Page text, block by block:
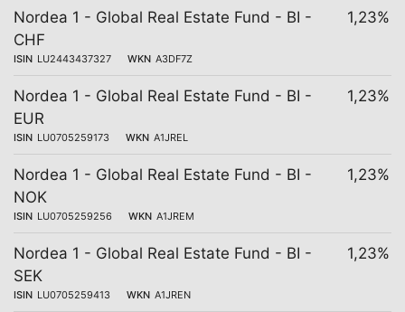
Nordea 1 - Global Real Estate Fund - BI -
CHF
ISIN LU2443437327 WKN A3DF7Z
1,23%
Nordea 1 - Global Real Estate Fund - BI -
EUR
ISIN LU0705259173 WKN A1JREL
1,23%
Nordea 1 - Global Real Estate Fund - BI -
NOK
ISIN LU0705259256 WKN A1JREM
1,23%
Nordea 1 - Global Real Estate Fund - BI -
SEK
ISIN LU0705259413 WKN A1JREN
1,23%